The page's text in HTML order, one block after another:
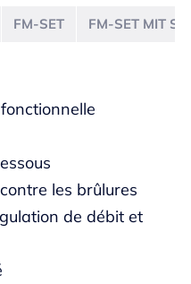
les brûlures
de débit et
FM-SET FM-SET MIT SI